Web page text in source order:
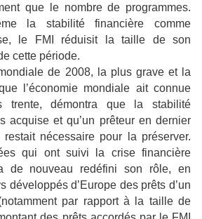
que le nombre de programmes.
la stabilité financière comme
le FMI réduisit la taille de son
cette période.
de 2008, la plus grave et la
l’économie mondiale ait connue
trente, démontra que la stabilité
acquise et qu’un prêteur en dernier
restait nécessaire pour la préserver.
qui ont suivi la crise financière
de nouveau redéfini son rôle, en
développés d’Europe des prêts d’un
par rapport à la taille de